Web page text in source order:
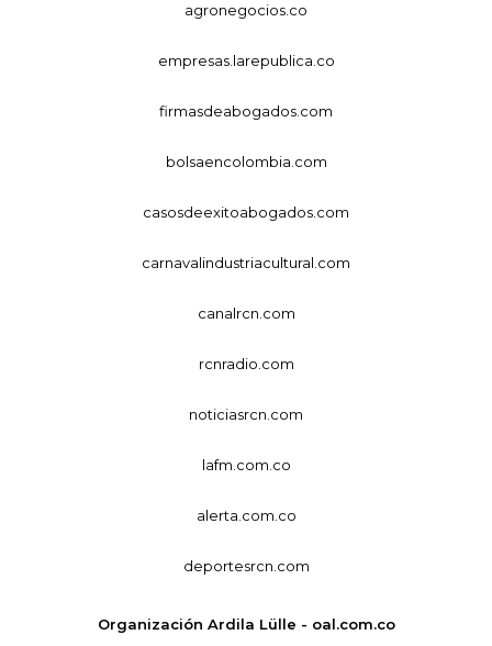
agronegocios.co
empresas.larepublica.co
firmasdeabogados.com
bolsaencolombia.com
casosdeexitoabogados.com
carnavalindustriacultural.com
canalrcn.com
rcnradio.com
noticiasrcn.com
lafm.com.co
alerta.com.co
deportesrcn.com
Organización Ardila Lülle - oal.com.co